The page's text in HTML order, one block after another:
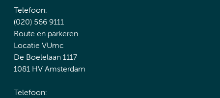
Telefoon:
(020) 566 9111
Route en parkeren
Locatie VUmc
De Boelelaan 1117
1081 HV Amsterdam
Telefoon: